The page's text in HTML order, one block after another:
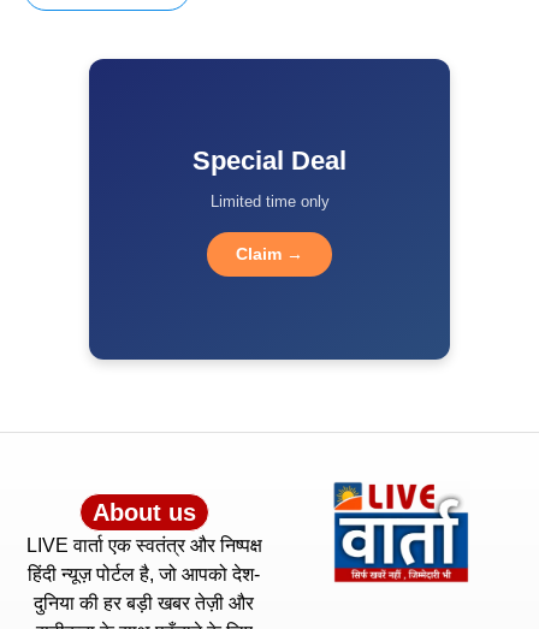
Special Deal
Limited time only
Claim →
About us
LIVE वार्ता एक स्वतंत्र और निष्पक्ष
हिंदी न्यूज़ पोर्टल है, जो आपको देश-
दुनिया की हर बड़ी खबर तेज़ी और